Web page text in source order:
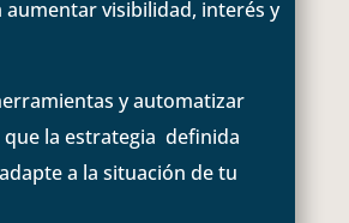
aumentar visibilidad, interés y
y automatizar
la estrategia definida
a la situación de tu